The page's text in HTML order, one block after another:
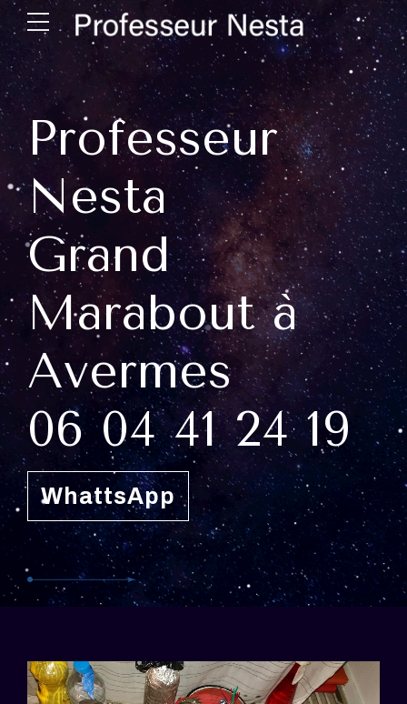
Professeur
Nesta
Grand
Marabout à
Avermes
06 04 41 24 19
WhattsApp